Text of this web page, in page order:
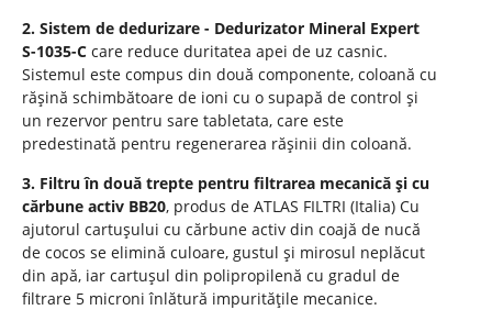
2. Sistem de dedurizare - Dedurizator Mineral Expert
S-1035-C care reduce duritatea apei de uz casnic.
Sistemul este compus din două componente, coloană cu
rășină schimbătoare de ioni cu o supapă de control și
un rezervor pentru sare tabletata, care este
predestinată pentru regenerarea rășinii din coloană.
3. Filtru în două trepte pentru filtrarea mecanică și cu
cărbune activ BB20, produs de ATLAS FILTRI (Italia) Cu
ajutorul cartușului cu cărbune activ din coajă de nucă
de cocos se elimină culoare, gustul și mirosul neplăcut
din apă, iar cartușul din polipropilenă cu gradul de
filtrare 5 microni înlătură impuritățile mecanice.